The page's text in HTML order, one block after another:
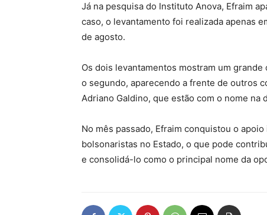
Já na pesquisa do Instituto Anova, Efraim
caso, o levantamento foi realizada apenas
de agosto.
Os dois levantamentos mostram um
o segundo, aparecendo a frente de outros
Adriano Galdino, que estão com o nome na
No mês passado, Efraim conquistou o
bolsonaristas no Estado, o que pode
e consolidá-lo como o principal nome da